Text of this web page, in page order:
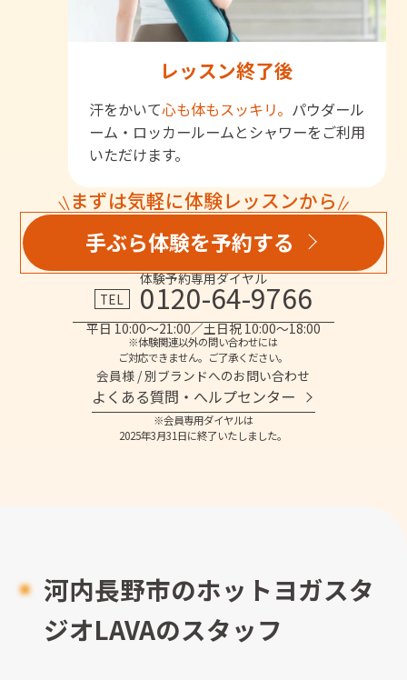
レッスン終了後
汗をかいて心も体もスッキリ。 パウダール
ーム・ロッカールームとシャワーをご利用
いただけます。
まずは気軽に体験レッスンから
手ぶら体験を予約する
体験予約専用ダイヤル
TEL
0120-64-9766
平日 10:00～21:00／土日祝 10:00～18:00
※体験関連以外の問い合わせには
ご対応できません。ご了承ください。
会員様 / 別ブランドへのお問い合わせ
よくある質問・へルプセンター
※会員専用ダイヤルは
2025年3月31日に終了いたしました。
河内長野市のホットヨガスタ
ジオLAVAのスタッフ